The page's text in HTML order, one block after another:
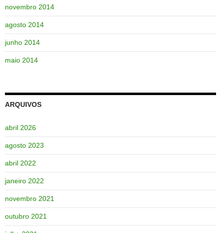
novembro 2014
agosto 2014
junho 2014
maio 2014
ARQUIVOS
abril 2026
agosto 2023
abril 2022
janeiro 2022
novembro 2021
outubro 2021